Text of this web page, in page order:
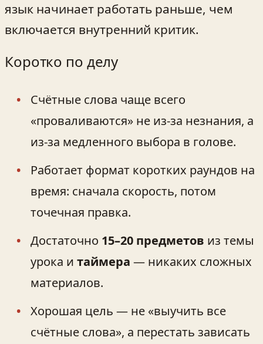
язык начинает работать раньше, чем
включается внутренний критик.
Коротко по делу
Счётные слова чаще всего
«проваливаются» не из-за незнания, а
из-за медленного выбора в голове.
Работает формат коротких раундов на
время: сначала скорость, потом
точечная правка.
Достаточно 15–20 предметов из темы
урока и таймера — никаких сложных
материалов.
Хорошая цель — не «выучить все
счётные слова», а перестать зависать